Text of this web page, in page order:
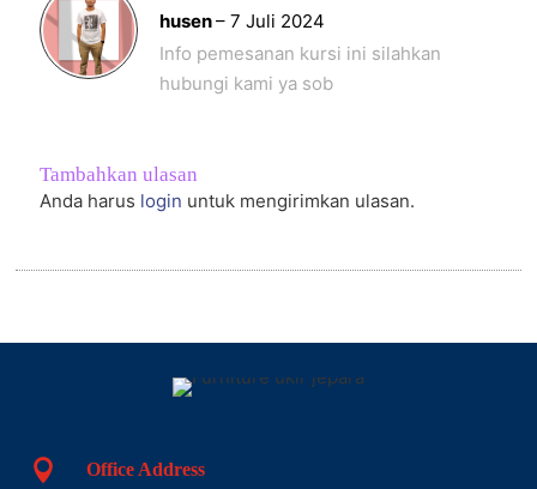
Dinilai5
husen– 7 Juli 2024
Info pemesanan kursi ini silahkan
hubungi kami ya sob
Tambahkan ulasan
Anda harus login untuk mengirimkan ulasan.
 Office Address